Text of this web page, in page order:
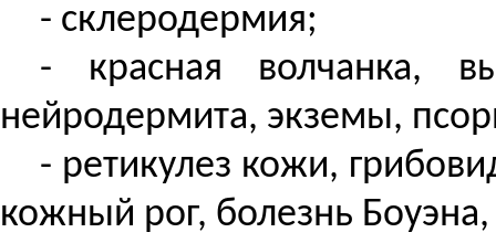
- склеродермия;
- красная волчанка,
нейродермита, экземы,
- ретикулез кожи,
кожный рог, болезнь